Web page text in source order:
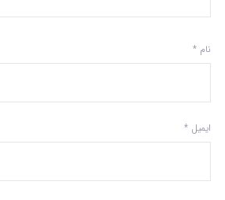
نام *
ایمیل *